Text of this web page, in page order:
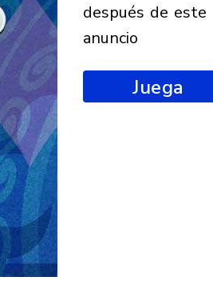
después de este
anuncio
Juega